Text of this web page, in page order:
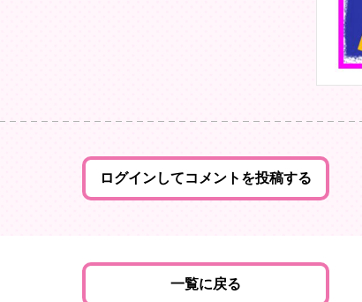
ログインしてコメントを投稿する
一覧に戻る